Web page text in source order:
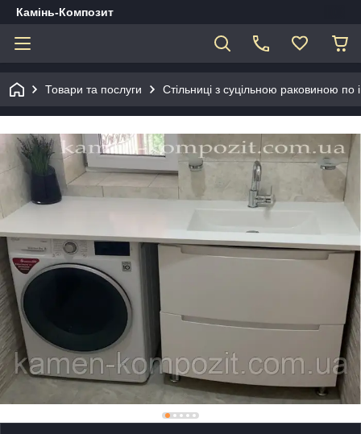
Камінь-Композит
Товари та послуги Стільниці з суцільною раковиною по